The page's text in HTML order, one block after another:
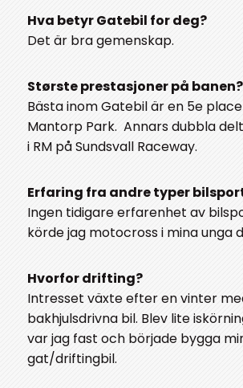
Hva betyr Gatebil for deg?
Det är bra gemenskap.
Største prestasjoner på banen?
Bästa inom Gatebil är en 5e
Mantorp Park. Annars dubbla
i RM på Sundsvall Raceway.
Erfaring fra andre typer
Ingen tidigare erfarenhet av
körde jag motocross i mina unga
Hvorfor drifting?
Intresset växte efter en vinter
bakhjulsdrivna bil. Blev lite
var jag fast och började bygga
gat/driftingbil.